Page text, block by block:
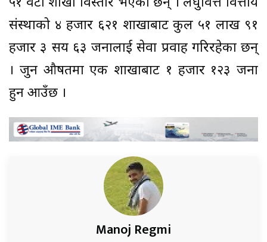
संस्थाको ४ हजार ६२१ शाखाबाट कुल ५१ लाख ९१
हजार ३ सय ६३ जनालाई सेवा प्रवाह गरिरहेका छन्
। जुन औषतमा एक शाखाबाट १ हजार १२३ जना
हुन आउँछ ।
Manoj Regmi